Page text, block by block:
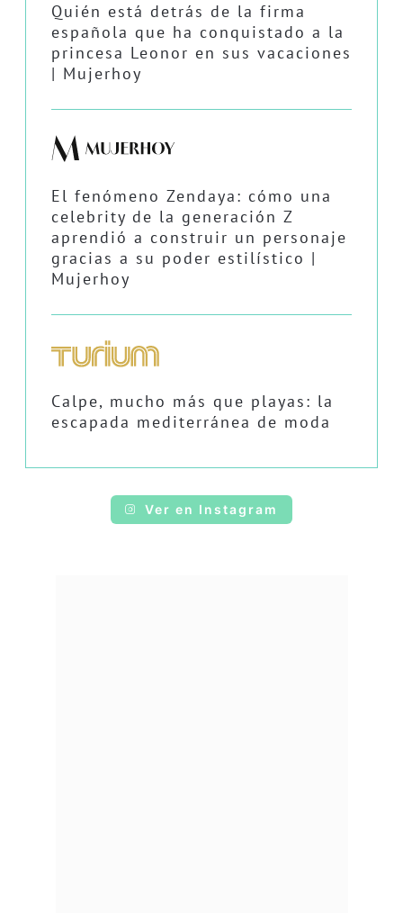
Quién está detrás de la firma
española que ha conquistado a la
princesa Leonor en sus vacaciones
| Mujerhoy
El fenómeno Zendaya: cómo una
celebrity de la generación Z
aprendió a construir un personaje
gracias a su poder estilístico |
Mujerhoy
Calpe, mucho más que playas: la
escapada mediterránea de moda
Ver en Instagram